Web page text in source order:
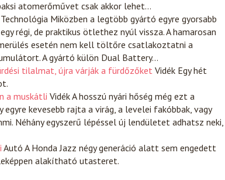
atomerőművet csak akkor lehet…
Technológia Miközben a legtöbb gyártó egyre gyorsabb
régi, de praktikus ötlethez nyúl vissza. A hamarosan
esetén nem kell töltőre csatlakoztatni a
A gyártó külön Dual Battery…
tilalmat, újra várják a fürdőzőket Vidék Egy hét
a muskátli VidékA hosszú nyári hőség még ezt a
kevesebb rajta a virág, a levelei fakóbbak, vagy
Néhány egyszerű lépéssel új lendületet adhatsz neki,
Autó A Honda Jazz négy generáció alatt sem engedett
alakítható utasteret.